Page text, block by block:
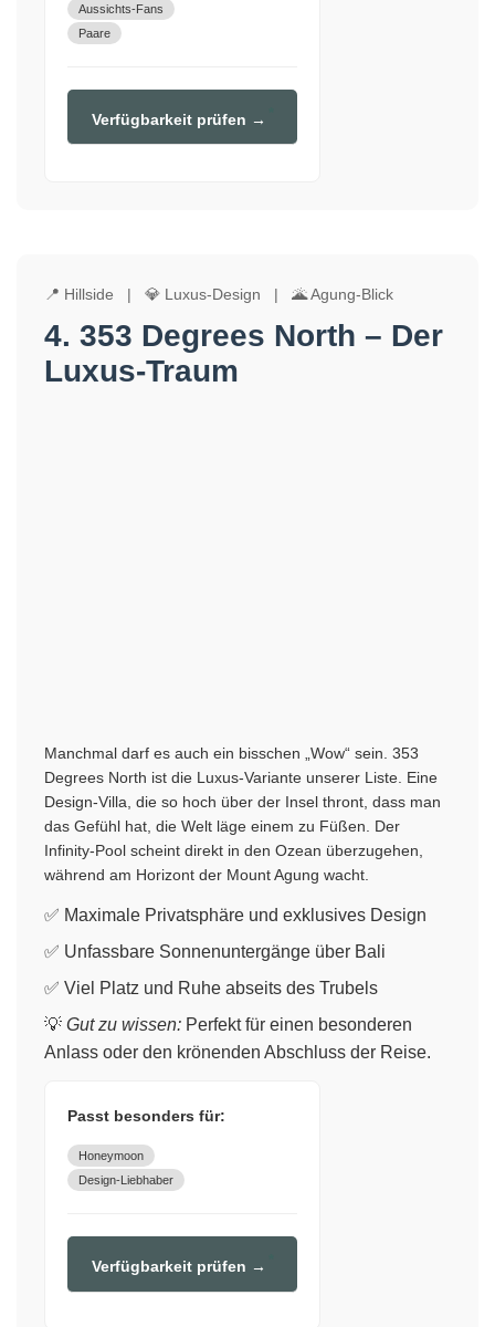
Aussichts-Fans
Paare
Verfügbarkeit prüfen →
📍 Hillside | 💎 Luxus-Design | 🌋 Agung-Blick
4. 353 Degrees North – Der
Luxus-Traum
Manchmal darf es auch ein bisschen „Wow“ sein. 353
Degrees North ist die Luxus-Variante unserer Liste. Eine
Design-Villa, die so hoch über der Insel thront, dass man
das Gefühl hat, die Welt läge einem zu Füßen. Der
Infinity-Pool scheint direkt in den Ozean überzugehen,
während am Horizont der Mount Agung wacht.
✅ Maximale Privatsphäre und exklusives Design
✅ Unfassbare Sonnenuntergänge über Bali
✅ Viel Platz und Ruhe abseits des Trubels
💡 Gut zu wissen: Perfekt für einen besonderen
Anlass oder den krönenden Abschluss der Reise.
Passt besonders für:
Honeymoon
Design-Liebhaber
Verfügbarkeit prüfen →